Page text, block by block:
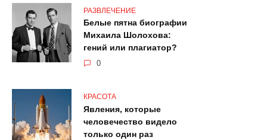
РАЗВЛЕЧЕНИЕ
Белые пятна биографии
Михаила Шолохова:
гений или плагиатор?
0
КРАСОТА
Явления, которые
человечество видело
только один раз